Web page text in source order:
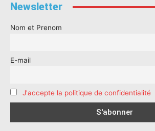
Newsletter
Nom et Prenom
E-mail
J'accepte la politique de confidentialité